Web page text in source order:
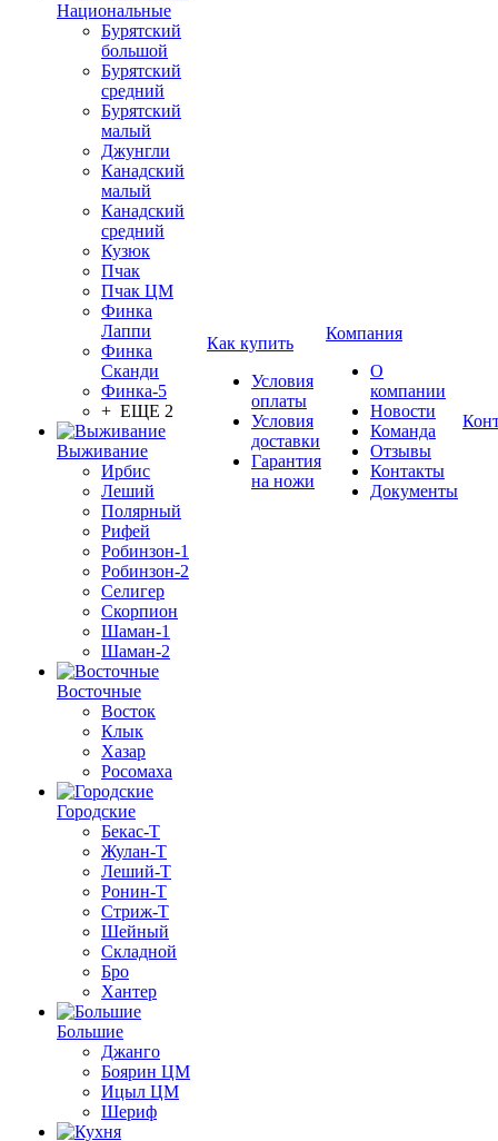
Национальные
Бурятский
большой
Бурятский
средний
Бурятский
малый
Джунгли
Канадский
малый
Канадский
средний
Кузюк
Пчак
Пчак ЦМ
Финка
Лаппи
Финка
Сканди
Финка-5
+ ЕЩЕ 2
Выживание
Ирбис
Леший
Полярный
Рифей
Робинзон-1
Робинзон-2
Селигер
Скорпион
Шаман-1
Шаман-2
Восточные
Восток
Клык
Хазар
Росомаха
Городские
Бекас-Т
Жулан-Т
Леший-Т
Ронин-Т
Стриж-Т
Шейный
Складной
Бро
Хантер
Большие
Джанго
Боярин ЦМ
Ицыл ЦМ
Шериф
Как купить
Условия
оплаты
Условия
доставки
Гарантия
на ножи
Компания
О
компании
Новости
Команда
Отзывы
Контакты
Документы